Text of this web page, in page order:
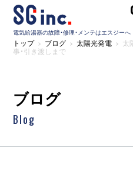
電気給湯器の故障・修理・メンテはエスジーへ
トップ ブログ 太陽光発電 太
事・引き渡しまで
ブログ
Blog